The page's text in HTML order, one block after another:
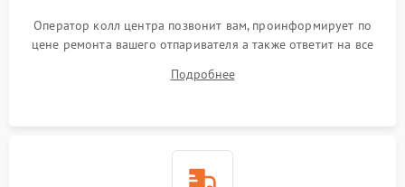
Оператор колл центра позвонит вам, проинформирует по
цене ремонта вашего отпаривателя а также ответит на все
Подробнее